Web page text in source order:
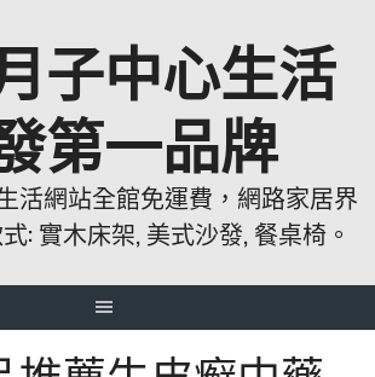
子中心生活
第一品牌
活網站全館免運費，網路家居界
: 實木床架, 美式沙發, 餐桌椅。